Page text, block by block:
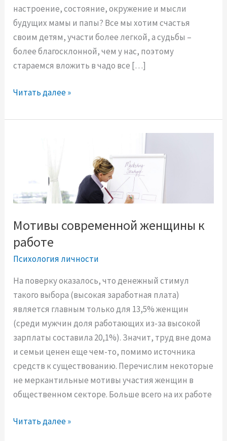
настроение, состояние, окружение и мысли
будущих мамы и папы? Все мы хотим счастья
своим детям, участи более легкой, а судьбы –
более благосклонной, чем у нас, поэтому
стараемся вложить в чадо все […]
С
д
б
е
к
а
и
р
о
д
и
т
е
л
и
Читать далее »
Мотивы современной женщины к
работе
Психология личности
На поверку оказалось, что денежный стимул
такого выбора (высокая заработная плата)
является главным только для 13,5% женщин
(среди мужчин доля работающих из-за высокой
зарплаты составила 20,1%). Значит, труд вне дома
и семьи ценен еще чем-то, помимо источника
средств к существованию. Перечислим некоторые
не меркантильные мотивы участия женщин в
общественном секторе. Больше всего на их работе
М
Читать далее »